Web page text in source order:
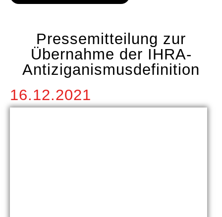
Pressemitteilung zur
Übernahme der IHRA-
Antiziganismusdefinition
16.12.2021